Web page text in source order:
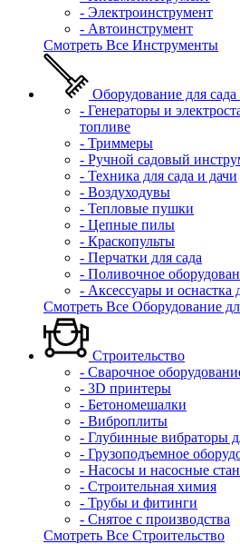
- Электроинструмент
- Автоинструмент
Смотреть Все Инструменты
Оборудование для сада
- Генераторы и
топливе
- Триммеры
- Ручной садовый
- Техника для сада и дачи
- Воздуходувы
- Тепловые пушки
- Цепные пилы
- Краскопульты
- Перчатки для сада
- Поливочное
- Аксессуары и оснастка
Смотреть Все Оборудование
Строительство
- Сварочное
- 3D принтеры
- Бетономешалки
- Виброплиты
- Глубинные вибраторы
- Грузоподъемное
- Насосы и насосные
- Строительная химия
- Трубы и фитинги
- Снятое с производства
Смотреть Все Строительство